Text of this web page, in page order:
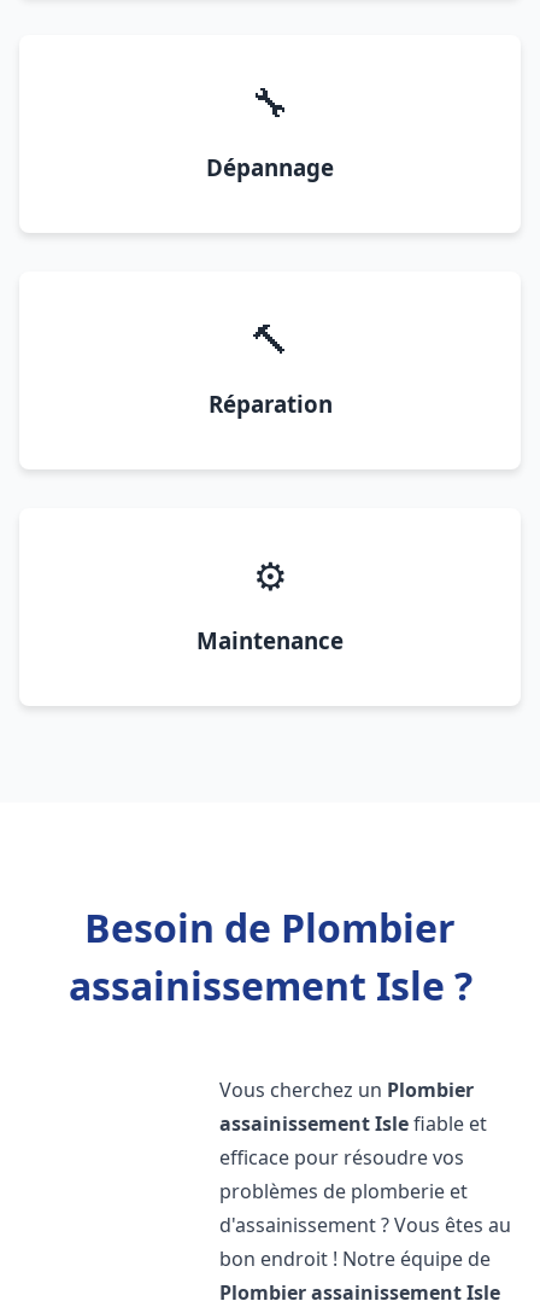
🔧
Dépannage
🔨
Réparation
⚙️
Maintenance
Besoin de Plombier
assainissement Isle ?
Vous cherchez un Plombier
assainissementIslefiable et
efficace pour résoudre vos
problèmes de plomberie et
d'assainissement ? Vous êtes au
bon endroit ! Notre équipe de
Plombier assainissementIsle